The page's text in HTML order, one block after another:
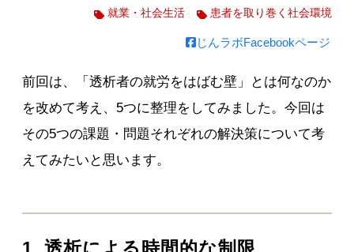
就業・社会生活 患者を取り巻く社会環境
じんラボFacebookページ
前回は、「透析者の就労をはばむ壁」とは何なのか
を改めて考え、5つに整理をしてみました。今回は
その5つの課題・問題それぞれの解決策について考
えてみたいと思います。